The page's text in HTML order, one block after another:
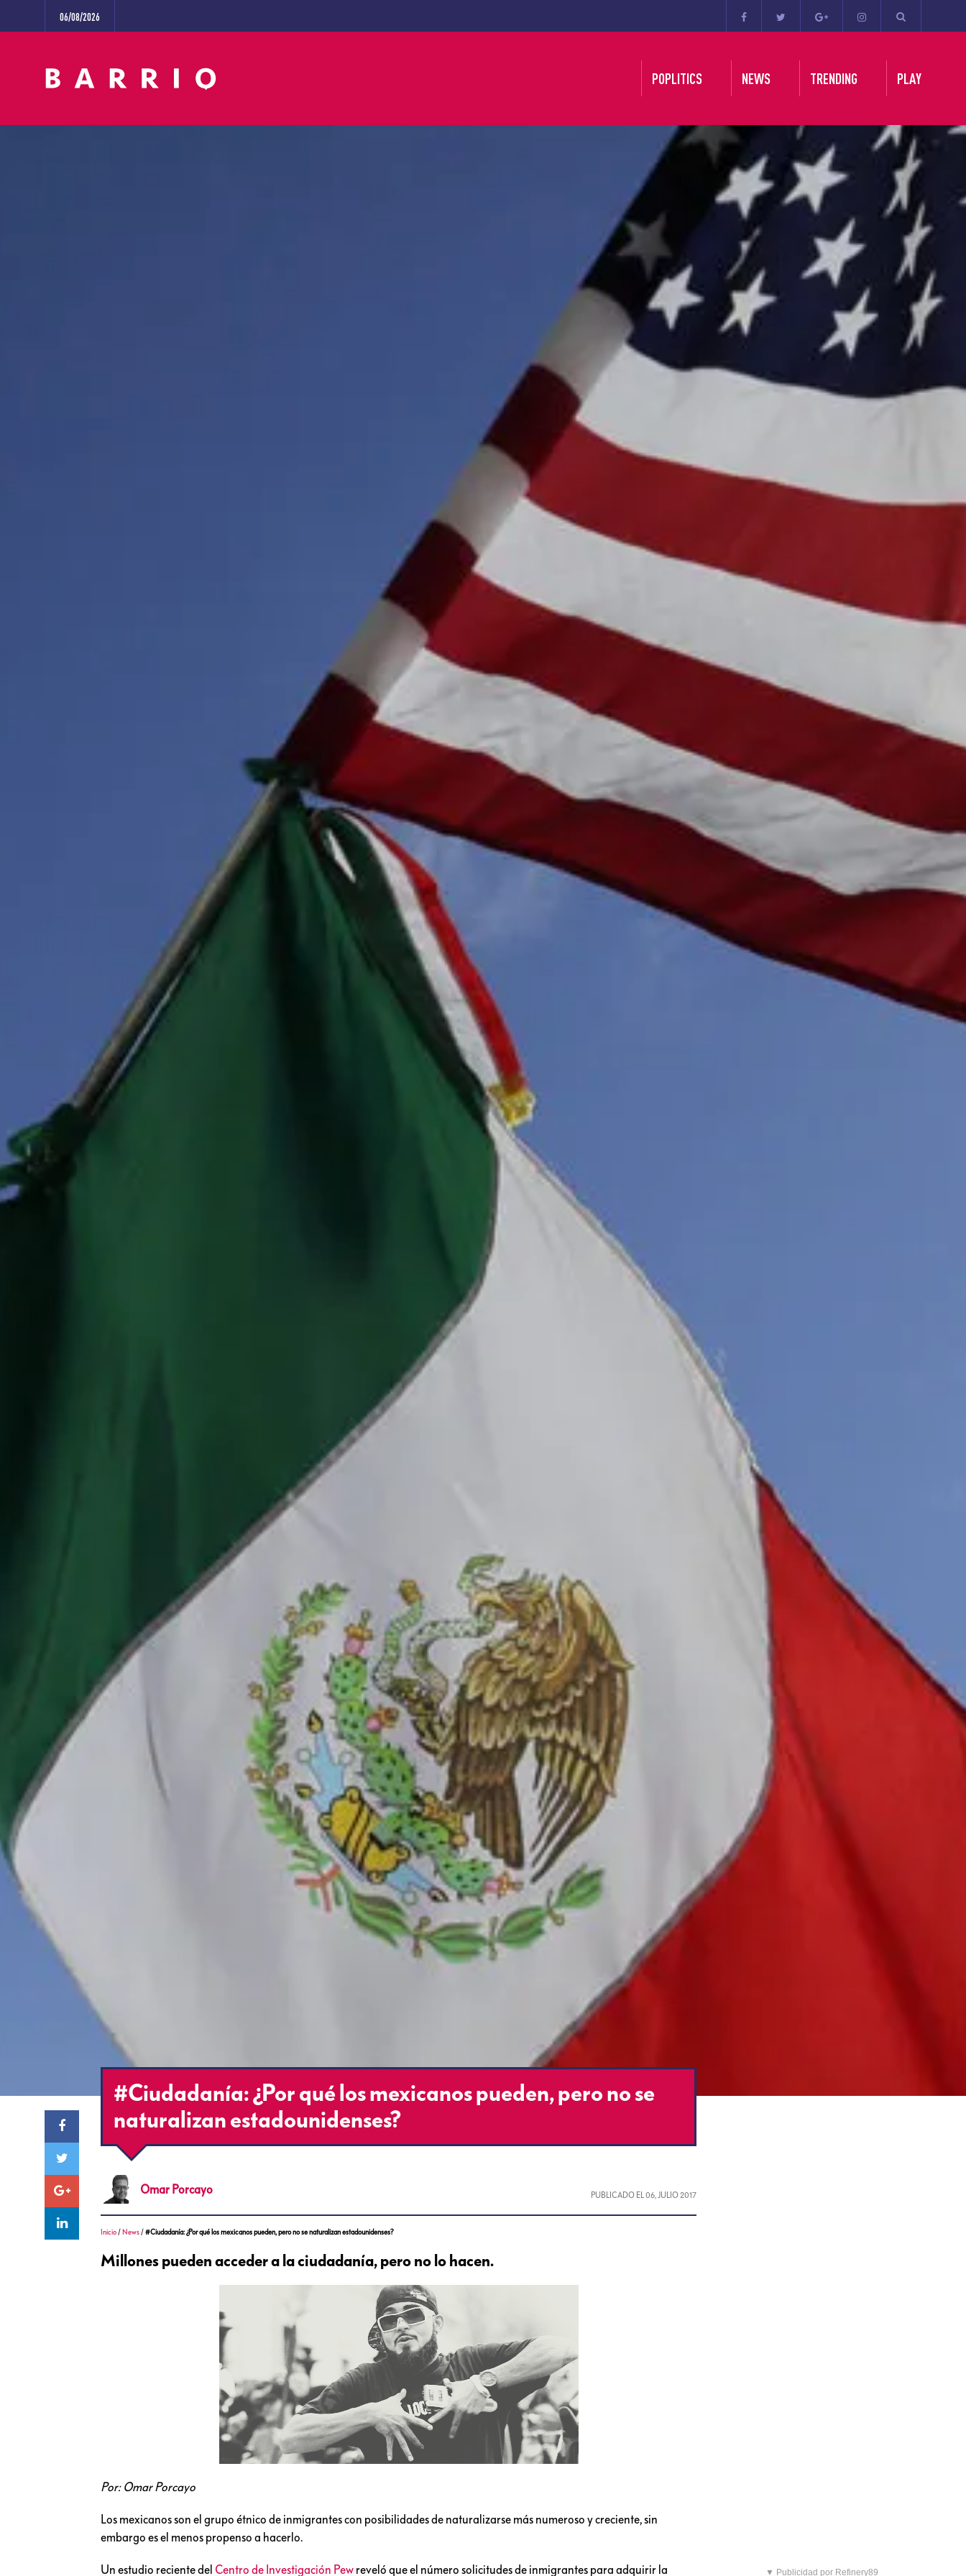
06/08/2026
POPLITICS NEWS TRENDING PLAY
#Ciudadanía: ¿Por qué los mexicanos pueden, pero no se
naturalizan estadounidenses?
Omar Porcayo PUBLICADO EL06, JULIO 2017
Inicio / News /#Ciudadanía: ¿Por qué los mexicanos pueden, pero no se naturalizan estadounidenses?
Millones pueden acceder a la ciudadanía, pero no lo hacen.
Por: Omar Porcayo
Los mexicanos son el grupo étnico de inmigrantes con posibilidades de naturalizarse más numeroso y creciente, sin
embargo es el menos propenso a hacerlo.
Un estudio reciente del Centro de Investigación Pew reveló que el número solicitudes de inmigrantes para adquirir la ▼ Publicidad por Refinery89